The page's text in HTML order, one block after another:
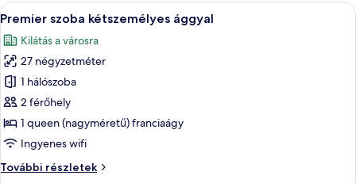
A
következő
szoba
összes
képének
megtekintése:
Premier
szoba
kétszemélyes
ággyal
Egy szállodai szoba, amelyben
8
Premier szoba kétszemélyes ággyal
Kilátás a városra
27 négyzetméter
1 hálószoba
2 férőhely
1 queen (nagyméretű) franciaágy
Ingyenes wifi
További részletek
Premier